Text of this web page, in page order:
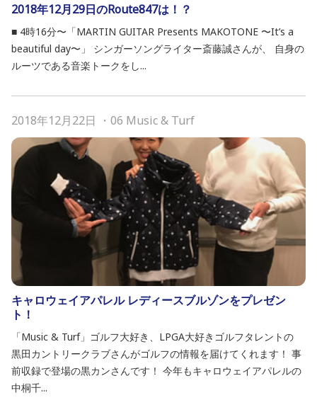
2018年12月29日のRoute847は！？
■ 4時16分〜「MARTIN GUITAR Presents MAKOTONE 〜It’s a
beautiful day〜」 シンガーソングライター斎藤誠さんが、 自身の
ルーツである音楽トークをし...
2018年12月22日 ・ 06 Music & Turf
キャロウェイアパレル レディースブルゾンをプレゼン
ト！
「Music & Turf」ゴルフ大好き、LPGA大好きゴルフタレントの
黒田カントリークラブさんがゴルフの情報を届けてくれます！ 事
前収録で登場の黒カンさんです！ 今年もキャロウェイアパレルの
中桐千...